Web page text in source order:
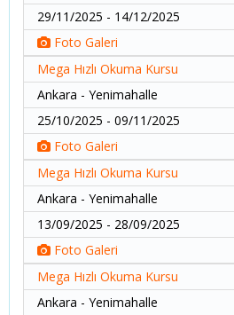
29/11/2025 - 14/12/2025
Foto Galeri
Mega Hızlı Okuma Kursu
Ankara - Yenimahalle
25/10/2025 - 09/11/2025
Foto Galeri
Mega Hızlı Okuma Kursu
Ankara - Yenimahalle
13/09/2025 - 28/09/2025
Foto Galeri
Mega Hızlı Okuma Kursu
Ankara - Yenimahalle